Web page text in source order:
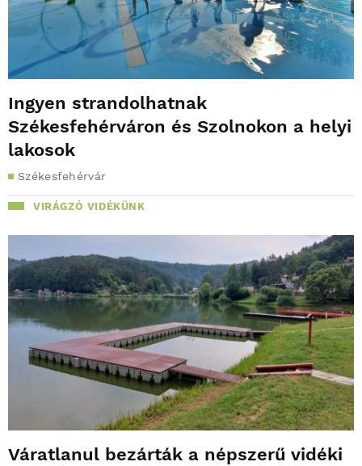
Ingyen strandolhatnak
Székesfehérváron és Szolnokon a helyi
lakosok
Székesfehérvár
VIRÁGZÓ VIDÉKÜNK
Váratlanul bezárták a népszerű vidéki